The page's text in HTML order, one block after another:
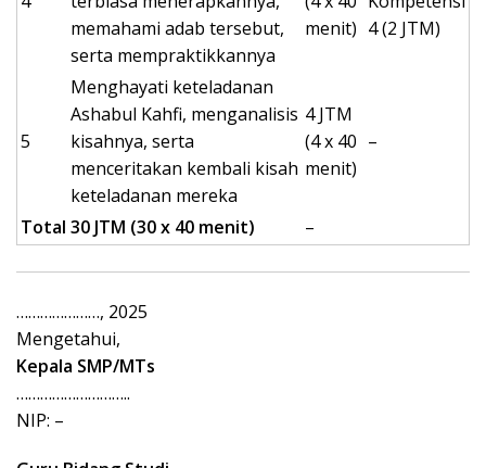
memahami adab tersebut,
serta mempraktikkannya
menit) 4 (2 JTM)
5
Menghayati keteladanan
Ashabul Kahfi, menganalisis
kisahnya, serta
menceritakan kembali kisah
keteladanan mereka
4 JTM
(4 x 40
menit)
–
Total 30 JTM (30 x 40 menit) –
…………………, 2025
Mengetahui,
Kepala SMP/MTs
………………………..
NIP: –